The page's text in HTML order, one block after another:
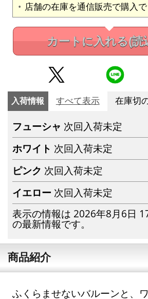
店舗の在庫を通信販売で購入で
カートに入れる(読
入荷情報 すべて表示 在庫切
フューシャ 次回入荷未定
ホワイト 次回入荷未定
ピンク 次回入荷未定
イエロー 次回入荷未定
表示の情報は 2026年8月6日
の最新情報です。
商品紹介
ふくらませないバルーンと、